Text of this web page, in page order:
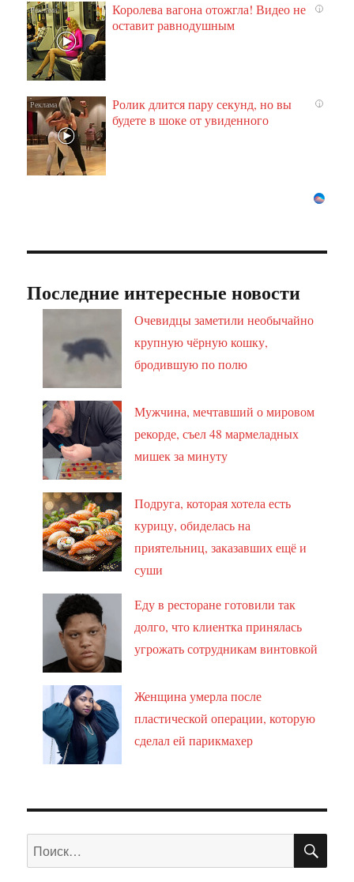
i
Королева вагона отожгла! Видео не
оставит равнодушным
i
Ролик длится пару секунд, но вы
будете в шоке от увиденного
Последние интересные новости
Очевидцы заметили необычайно
крупную чёрную кошку,
бродившую по полю
Мужчина, мечтавший о мировом
рекорде, съел 48 мармеладных
мишек за минуту
Подруга, которая хотела есть
курицу, обиделась на
приятельниц, заказавших ещё и
суши
Еду в ресторане готовили так
долго, что клиентка принялась
угрожать сотрудникам винтовкой
Женщина умерла после
пластической операции, которую
сделал ей парикмахер
Искать: